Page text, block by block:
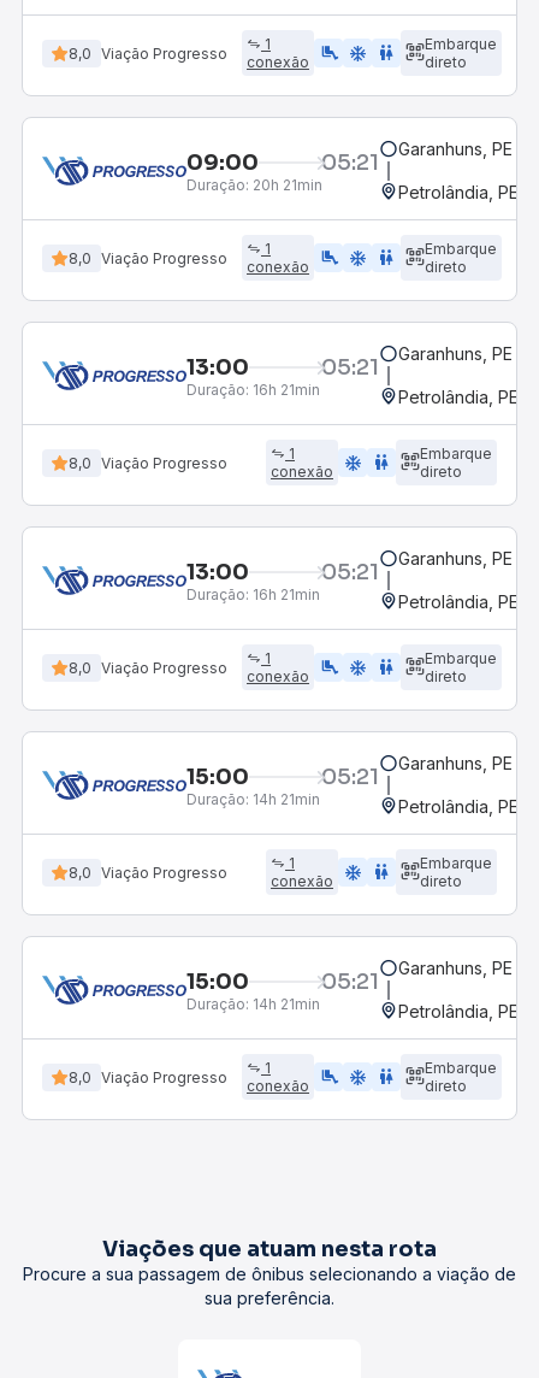
8,0 Viação Progresso
1
conexão
airline_seat_legroom_extra ac_unit wc
Embarque
direto
09:00 05:21
Duração: 20h 21min
Garanhuns, PE
Petrolândia, PE
8,0 Viação Progresso
1
conexão
airline_seat_legroom_extra ac_unit wc
Embarque
direto
13:00 05:21
Duração: 16h 21min
Garanhuns, PE
Petrolândia, PE
8,0 Viação Progresso
1
conexão
ac_unit wc
Embarque
direto
13:00 05:21
Duração: 16h 21min
Garanhuns, PE
Petrolândia, PE
8,0 Viação Progresso
1
conexão
airline_seat_legroom_extra ac_unit wc
Embarque
direto
15:00 05:21
Duração: 14h 21min
Garanhuns, PE
Petrolândia, PE
8,0 Viação Progresso
1
conexão
ac_unit wc
Embarque
direto
15:00 05:21
Duração: 14h 21min
Garanhuns, PE
Petrolândia, PE
8,0 Viação Progresso
1
conexão
airline_seat_legroom_extra ac_unit wc
Embarque
direto
Viações que atuam nesta rota
Procure a sua passagem de ônibus selecionando a viação de
sua preferência.